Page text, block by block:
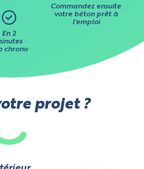
En 2
chrono
Commandez ensuite
votre béton prêt à
l'emploi
projet ?